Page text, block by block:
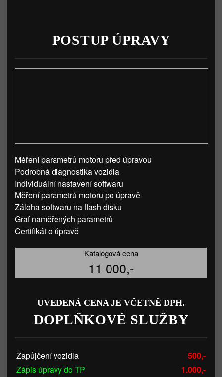
POSTUP ÚPRAVY
Měření parametrů motoru před úpravou
Podrobná diagnostika vozidla
Individuální nastavení softwaru
Měření parametrů motoru po úpravě
Záloha softwaru na flash disku
Graf naměřených parametrů
Certifikát o úpravě
Katalogová cena
11 000,-
UVEDENÁ CENA JE VČETNĚ DPH.
DOPLŇKOVÉ SLUŽBY
Zapůjčení vozidla
500,-
Zápis úpravy do TP
1.000,-